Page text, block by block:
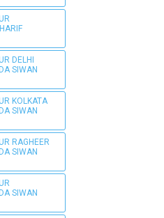
DELHI
SIWAN
KOLKATA
SIWAN
RAGHEER
SIWAN
SIWAN